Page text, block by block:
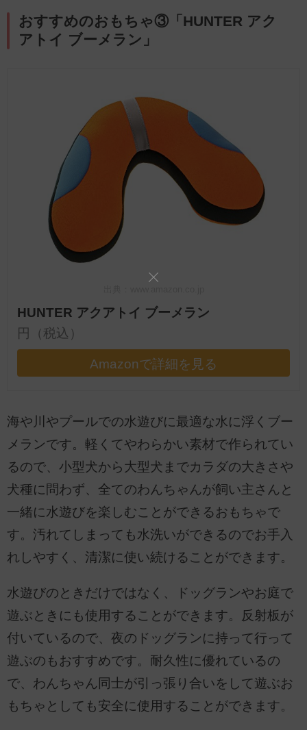
おすすめのおもちゃ③「HUNTER アク
アトイ ブーメラン」
HUNTER アクアトイ ブーメラン
円（税込）
Amazonで詳細を見る
海や川やプールでの水遊びに最適な水に浮くブー
メランです。軽くてやわらかい素材で作られてい
るので、小型犬から大型犬までカラダの大きさや
犬種に問わず、全てのわんちゃんが飼い主さんと
一緒に水遊びを楽しむことができるおもちゃで
す。汚れてしまっても水洗いができるのでお手入
れしやすく、清潔に使い続けることができます。
水遊びのときだけではなく、ドッグランやお庭で
遊ぶときにも使用することができます。反射板が
付いているので、夜のドッグランに持って行って
遊ぶのもおすすめです。耐久性に優れているの
で、わんちゃん同士が引っ張り合いをして遊ぶお
もちゃとしても安全に使用することができます。